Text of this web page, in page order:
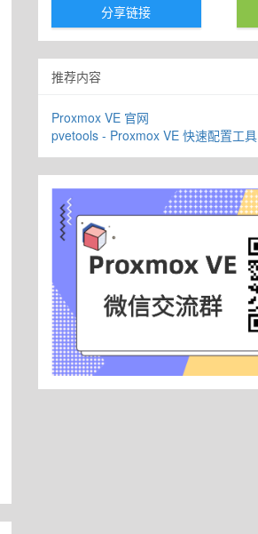
分享链接
推荐内容
Proxmox VE 官网
pvetools - Proxmox VE 快速配置工具